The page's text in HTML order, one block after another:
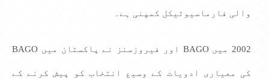
والی فارماسیوٹیکل کمپنی ہے۔
2002 میں BAGO اور فیروزسنز نے پاکستان میں BAGO
کی معیاری ادویات کے وسیع انتخاب کو پیش کرنے کے